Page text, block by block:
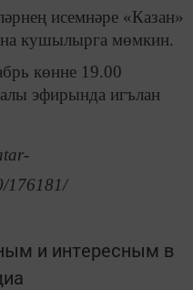
исемнәре «Казан»
кушылырга мөмкин.
көнне 19.00
эфирында игълан
176181/
и интересным в